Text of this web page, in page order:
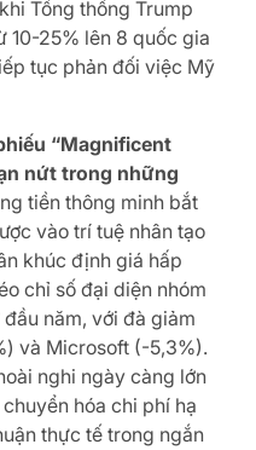
Tổng thống Trump
10-25% lên 8 quốc gia
tục phản đối việc Mỹ
“Magnificent
nứt trong những
tiền thông minh bắt
vào trí tuệ nhân tạo
khúc định giá hấp
chỉ số đại diện nhóm
năm, với đà giảm
và Microsoft (-5,3%).
nghi ngày càng lớn
hóa chi phí hạ
thực tế trong ngắn